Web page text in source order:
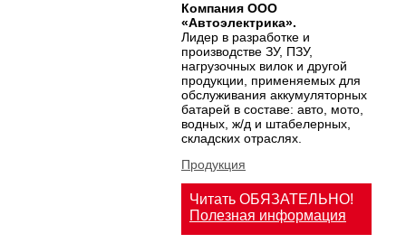
Компания ООО
«Автоэлектрика».
Лидер в разработке и
производстве ЗУ, ПЗУ,
нагрузочных вилок и другой
продукции, применяемых для
обслуживания аккумуляторных
батарей в составе: авто, мото,
водных, ж/д и штабелерных,
складских отраслях.
Продукция
Читать ОБЯЗАТЕЛЬНО!
Полезная информация